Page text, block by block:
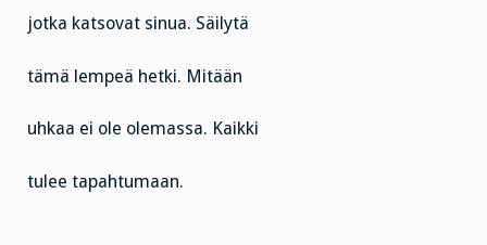
jotka katsovat sinua. Säilytä
tämä lempeä hetki. Mitään
uhkaa ei ole olemassa. Kaikki
tulee tapahtumaan.